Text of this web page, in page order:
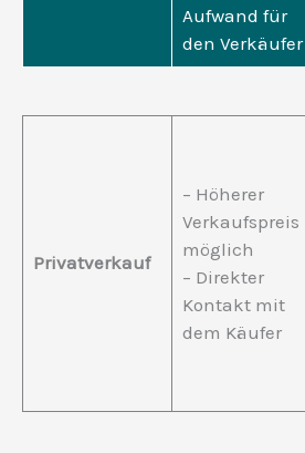
Aufwand für
den Verkäufer
Privatverkauf
– Höherer
Verkaufspreis
möglich
– Direkter
Kontakt mit
dem Käufer